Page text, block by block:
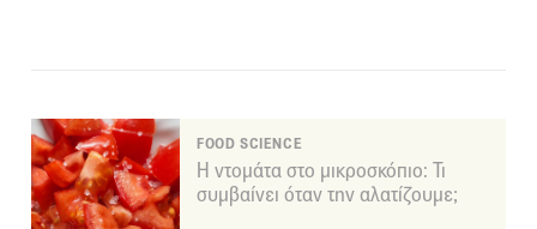
FOOD SCIENCE
Η ντομάτα στο μικροσκόπιο: Τι
συμβαίνει όταν την αλατίζουμε;